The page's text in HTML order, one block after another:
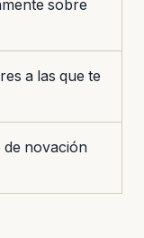
sobre
a las que te
novación